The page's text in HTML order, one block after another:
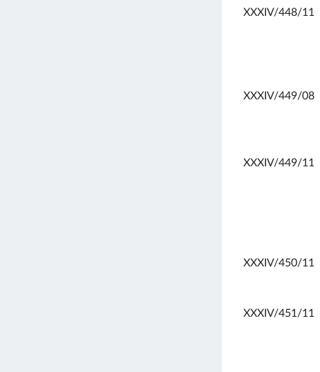
XXXIV/448/11
XXXIV/449/08
XXXIV/449/11
XXXIV/450/11
XXXIV/451/11